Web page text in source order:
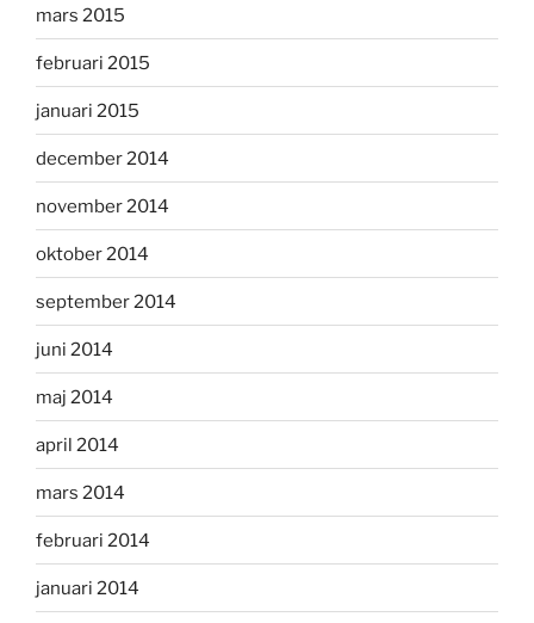
mars 2015
februari 2015
januari 2015
december 2014
november 2014
oktober 2014
september 2014
juni 2014
maj 2014
april 2014
mars 2014
februari 2014
januari 2014